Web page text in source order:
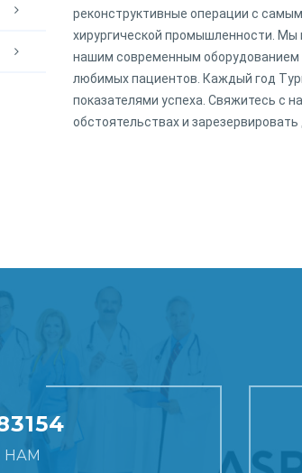
реконструктивные операции с
хирургической промышленности. Мы
нашим современным оборудованием
любимых пациентов. Каждый год
показателями успеха. Свяжитесь с
обстоятельствах и
НАМ